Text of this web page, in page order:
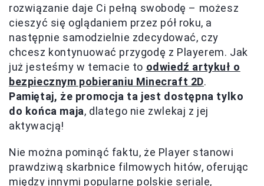
rozwiązanie daje Ci pełną swobodę – możesz
cieszyć się oglądaniem przez pół roku, a
następnie samodzielnie zdecydować, czy
chcesz kontynuować przygodę z Playerem. Jak
już jesteśmy w temacie to odwiedź artykuł o
bezpiecznym pobieraniu Minecraft 2D.
Pamiętaj, że promocja ta jest dostępna tylko
do końca maja, dlatego nie zwlekaj z jej
aktywacją!
Nie można pominąć faktu, że Player stanowi
prawdziwą skarbnice filmowych hitów, oferując
między innymi popularne polskie seriale,